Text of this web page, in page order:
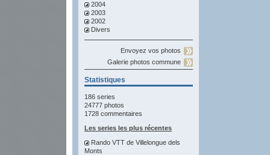
2004
2003
2002
Divers
Envoyez vos photos
Galerie photos commune
Statistiques
186 series
24777 photos
1728 commentaires
Les series les plus récentes
Rando VTT de Villelongue dels
Monts